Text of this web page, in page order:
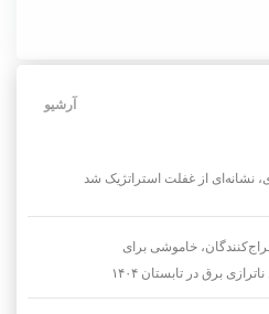
آرشیو
نشانه‌ای از غفلت استراتژیک شد
خاموشی برای
برق در تابستان ۱۴۰۴